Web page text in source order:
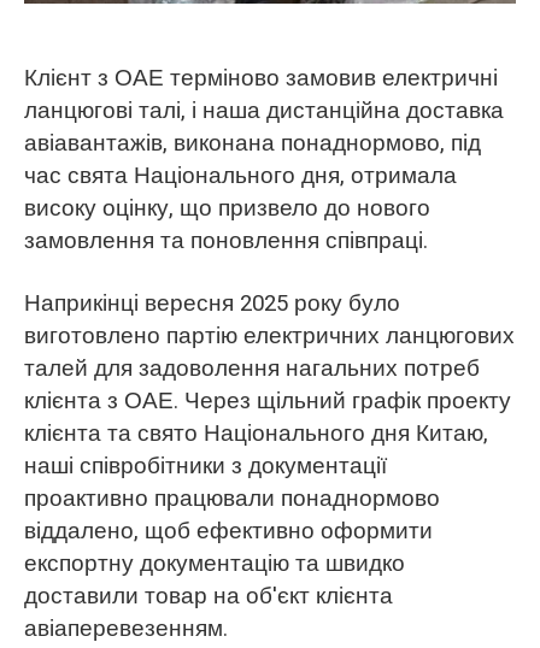
Клієнт з ОАЕ терміново замовив електричні
ланцюгові талі, і наша дистанційна доставка
авіавантажів, виконана понаднормово, під
час свята Національного дня, отримала
високу оцінку, що призвело до нового
замовлення та поновлення співпраці.
Наприкінці вересня 2025 року було
виготовлено партію електричних ланцюгових
талей для задоволення нагальних потреб
клієнта з ОАЕ. Через щільний графік проекту
клієнта та свято Національного дня Китаю,
наші співробітники з документації
проактивно працювали понаднормово
віддалено, щоб ефективно оформити
експортну документацію та швидко
доставили товар на об'єкт клієнта
авіаперевезенням.